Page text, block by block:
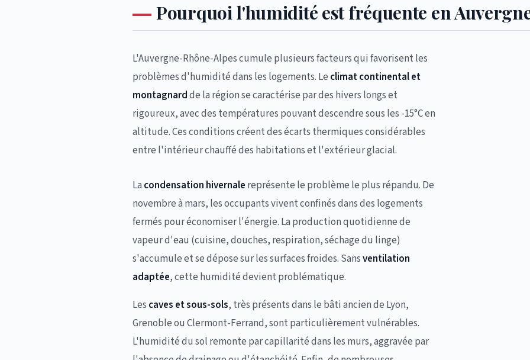
Pourquoi l'humidité est fréquente en
L'Auvergne-Rhône-Alpes cumule plusieurs facteurs qui favorisent les
problèmes d'humidité dans les logements. Le climat continental et
montagnardde la région se caractérise par des hivers longs et
rigoureux, avec des températures pouvant descendre sous les -15°C en
altitude. Ces conditions créent des écarts thermiques considérables
entre l'intérieur chauffé des habitations et l'extérieur glacial.
La condensation hivernale représente le problème le plus répandu. De
novembre à mars, les occupants vivent confinés dans des logements
fermés pour économiser l'énergie. La production quotidienne de
vapeur d'eau (cuisine, douches, respiration, séchage du linge)
s'accumule et se dépose sur les surfaces froides. Sansventilation
adaptée, cette humidité devient problématique.
Les caves et sous-sols, très présents dans le bâti ancien de Lyon,
Grenoble ou Clermont-Ferrand, sont particulièrement vulnérables.
L'humidité du sol remonte par capillarité dans les murs, aggravée par